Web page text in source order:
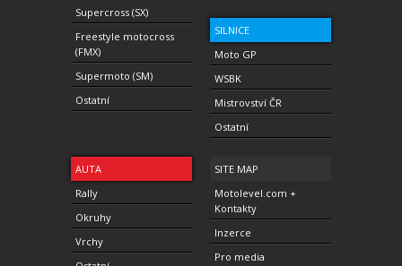
Supercross (SX)
Freestyle motocross
(FMX)
Supermoto (SM)
Ostatní
SILNICE
Moto GP
WSBK
Mistrovství ČR
Ostatní
AUTA
Rally
Okruhy
Vrchy
SITE MAP
Motolevel.com +
Kontakty
Inzerce
Pro media